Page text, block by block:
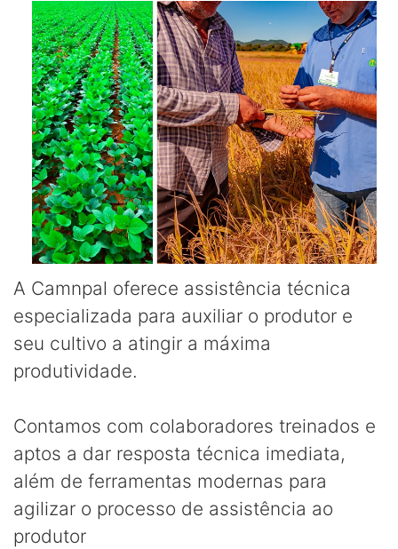
A Camnpal oferece assistência técnica
especializada para auxiliar o produtor e
seu cultivo a atingir a máxima
produtividade.
Contamos com colaboradores treinados e
aptos a dar resposta técnica imediata,
além de ferramentas modernas para
agilizar o processo de assistência ao
produtor